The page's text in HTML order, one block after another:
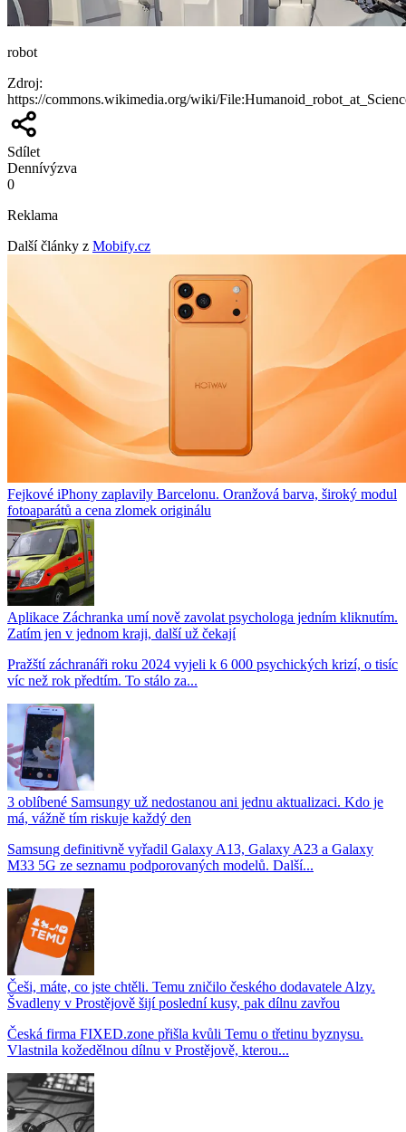
robot
Zdroj:
https://commons.wikimedia.org/wiki/
Sdílet
Dennívýzva
0
Reklama
Další články z Mobify.cz
Fejkové iPhony zaplavily Barcelonu. Oranžová barva, široký modul
fotoaparátů a cena zlomek originálu
Aplikace Záchranka umí nově zavolat psychologa jedním kliknutím.
Zatím jen v jednom kraji, další už čekají
Pražští záchranáři roku 2024 vyjeli k 6 000 psychických krizí, o tisíc
víc než rok předtím. To stálo za...
3 oblíbené Samsungy už nedostanou ani jednu aktualizaci. Kdo je
má, vážně tím riskuje každý den
Samsung definitivně vyřadil Galaxy A13, Galaxy A23 a Galaxy
M33 5G ze seznamu podporovaných modelů. Další...
Češi, máte, co jste chtěli. Temu zničilo českého dodavatele Alzy.
Švadleny v Prostějově šijí poslední kusy, pak dílnu zavřou
Česká firma FIXED.zone přišla kvůli Temu o třetinu byznysu.
Vlastnila kožedělnou dílnu v Prostějově, kterou...